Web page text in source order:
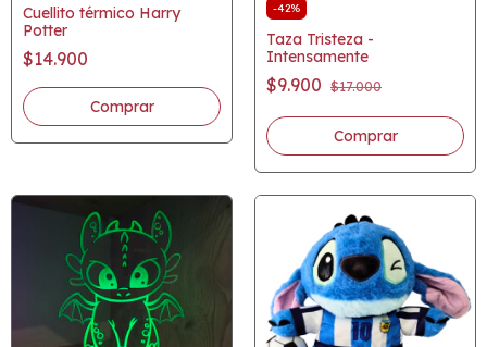
Cuellito térmico Harry
Potter
$14.900
-42%
Taza Tristeza -
Intensamente
$9.900 $17.000